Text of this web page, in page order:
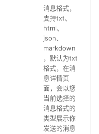
消息格式，
支持txt、
html、
json、
markdown
，默认为txt
格式，在消
息详情页
面，会以您
当前选择的
消息格式的
类型展示你
发送的消息